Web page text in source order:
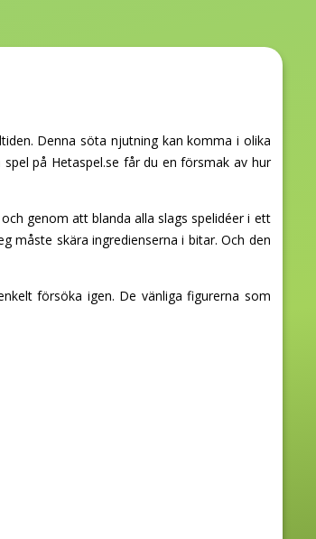
Denna söta njutning kan komma i olika
på Hetaspel.se får du en försmak av hur
genom att blanda alla slags spelidéer i ett
måste skära ingredienserna i bitar. Och den
försöka igen. De vänliga figurerna som